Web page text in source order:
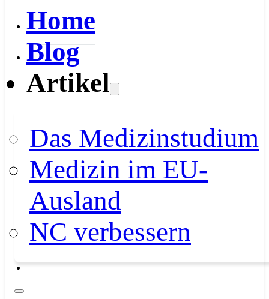
Home
Blog
Artikel
Das Medizinstudium
Medizin im EU-
Ausland
NC verbessern